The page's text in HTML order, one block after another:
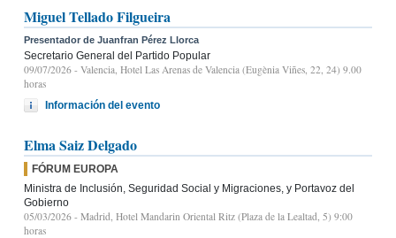
Miguel Tellado Filgueira
Presentador de Juanfran Pérez Llorca
Secretario General del Partido Popular
09/07/2026 - Valencia, Hotel Las Arenas de Valencia (Eugènia Viñes, 22, 24) 9.00
horas
Información del evento
Elma Saiz Delgado
FÓRUM EUROPA
Ministra de Inclusión, Seguridad Social y Migraciones, y Portavoz del
Gobierno
05/03/2026 - Madrid, Hotel Mandarin Oriental Ritz (Plaza de la Lealtad, 5) 9:00
horas